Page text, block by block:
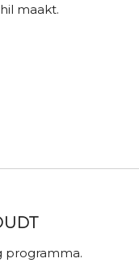
maakt.
programma.